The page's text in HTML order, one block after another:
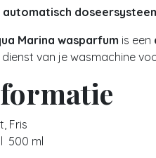
automatisch
Marina wasparfum is een
van je wasmachine
Fris
500 ml